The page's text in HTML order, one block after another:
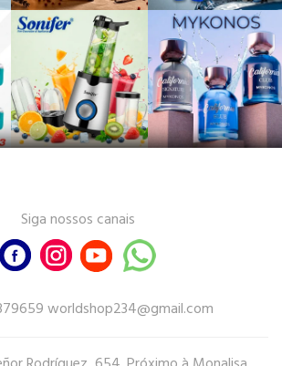
Siga nossos canais
worldshop234@gmail.com